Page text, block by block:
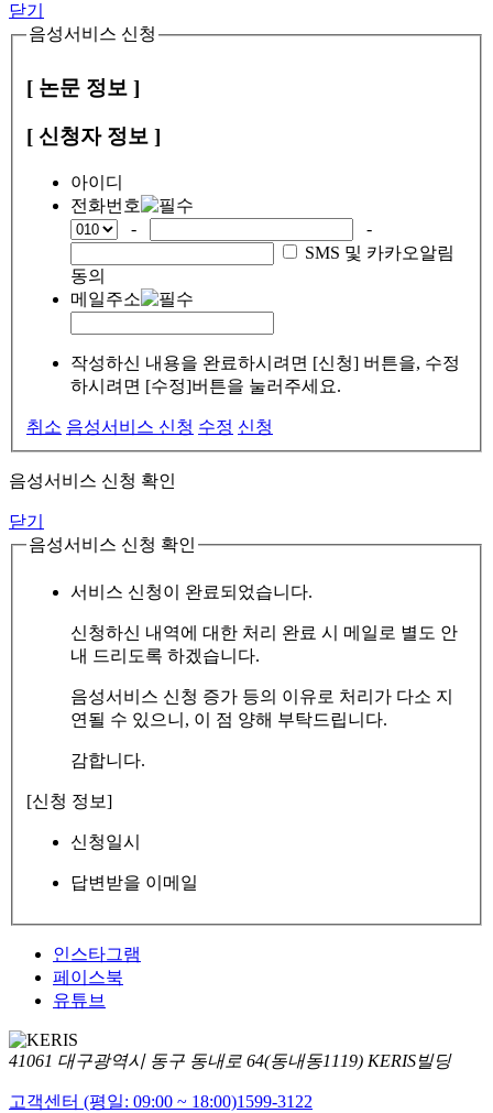
닫기
음성서비스 신청
[ 논문 정보 ]
[ 신청자 정보 ]
아이디
전화번호
-
-
SMS 및 카카오알림
동의
메일주소
작성하신 내용을 완료하시려면 [신청] 버튼을, 수정
하시려면 [수정]버튼을 눌러주세요.
취소 음성서비스 신청 수정 신청
음성서비스 신청 확인
닫기
음성서비스 신청 확인
서비스 신청이 완료되었습니다.
신청하신 내역에 대한 처리 완료 시 메일로 별도 안
내 드리도록 하겠습니다.
음성서비스 신청 증가 등의 이유로 처리가 다소 지
연될 수 있으니, 이 점 양해 부탁드립니다.
감합니다.
[신청 정보]
신청일시
답변받을 이메일
인스타그램
페이스북
유튜브
41061 대구광역시 동구 동내로 64(동내동1119) KERIS빌딩
고객센터 (평일: 09:00 ~ 18:00)1599-3122